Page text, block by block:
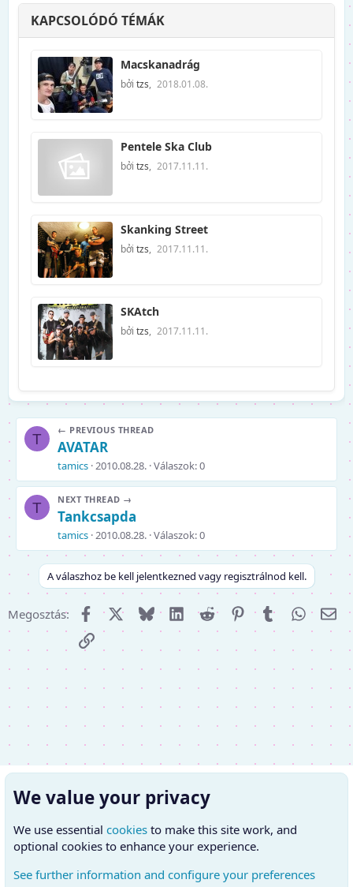
KAPCSOLÓDÓ TÉMÁK
Macskanadrág
bởi tzs, 2018.01.08.
Pentele Ska Club
bởi tzs, 2017.11.11.
Skanking Street
bởi tzs, 2017.11.11.
SKAtch
bởi tzs, 2017.11.11.
T
← PREVIOUS THREAD
AVATAR
tamics 2010.08.28. Válaszok: 0
T
NEXT THREAD →
Tankcsapda
tamics 2010.08.28. Válaszok: 0
A válaszhoz be kell jelentkezned vagy regisztrálnod kell.
Megosztás: FacebookX (Twitter)
Bluesky LinkedInReddit PinterestTumblr
E-
Link
We value your privacy
We use essential cookies to make this site work, and
optional cookies to enhance your experience.
See further information and configure your preferences